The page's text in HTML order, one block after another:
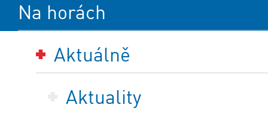
Na horách
Aktuálně
Aktuality